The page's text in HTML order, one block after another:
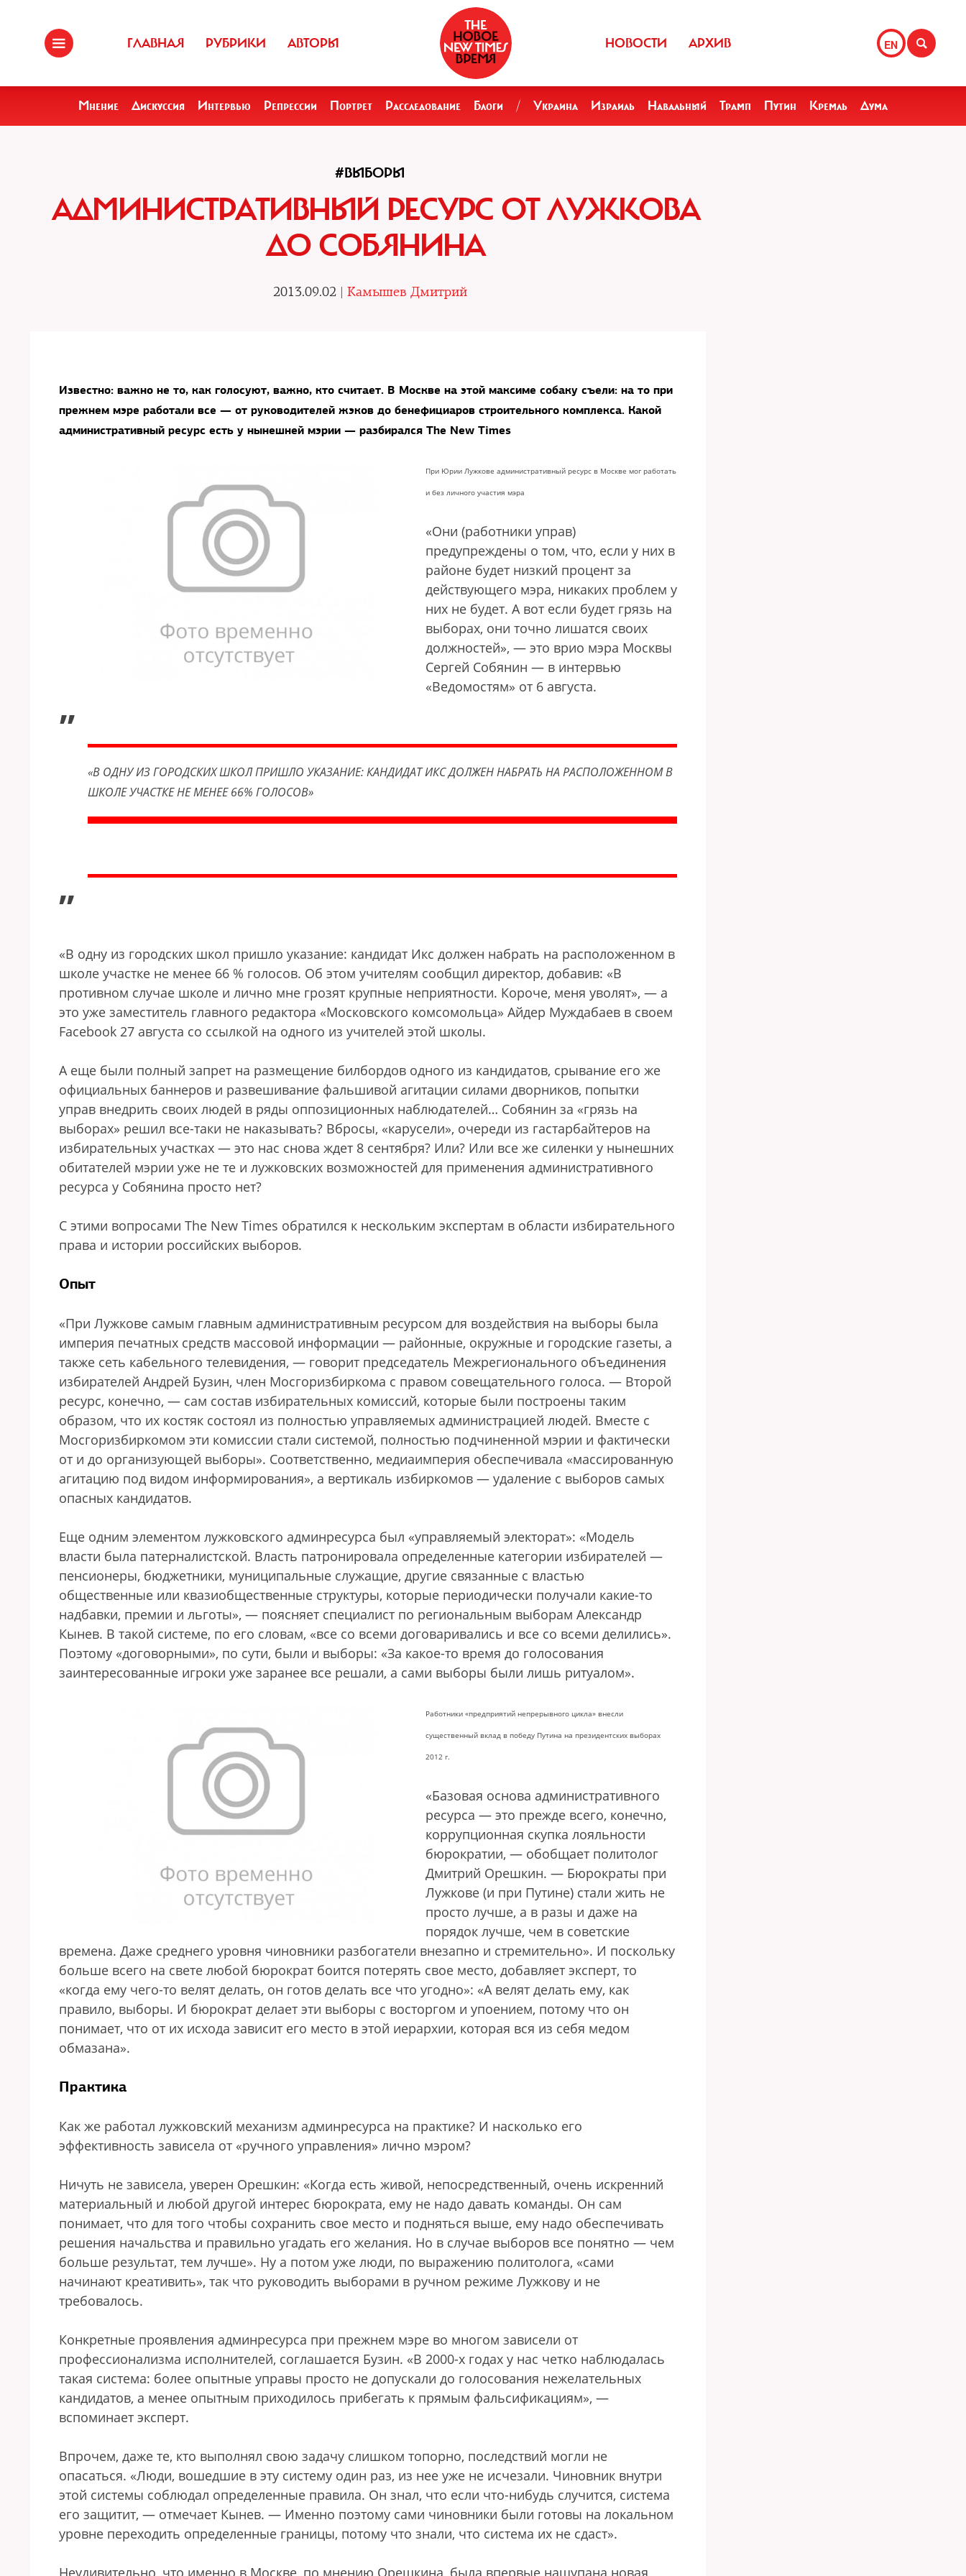
ГЛАВНАЯ РУБРИКИ АВТОРЫ EN
НОВОСТИ АРХИВ
Мнение Дискуссия Интервью Репрессии Портрет Расследование Блоги / Украина Израиль Навальный Трамп Путин Кремль Дума
#ВЫБОРЫ
АДМИНИСТРАТИВНЫЙ РЕСУРС ОТ ЛУЖКОВА
ДО СОБЯНИНА
2013.09.02 | Камышев Дмитрий
Известно: важно не то, как голосуют, важно, кто считает. В Москве на этой максиме собаку съели: на то при
прежнем мэре работали все — от руководителей жэков до бенефициаров строительного комплекса. Какой
административный ресурс есть у нынешней мэрии — разбирался The New Times
При Юрии Лужкове административный ресурс в Москве мог работать
и без личного участия мэра
«Они (работники управ)
предупреждены о том, что, если у них в
районе будет низкий процент за
действующего мэра, никаких проблем у
них не будет. А вот если будет грязь на
выборах, они точно лишатся своих
должностей», — это врио мэра Москвы
Сергей Собянин — в интервью
«Ведомостям» от 6 августа.
„
«В ОДНУ ИЗ ГОРОДСКИХ ШКОЛ ПРИШЛО УКАЗАНИЕ: КАНДИДАТ ИКС ДОЛЖЕН НАБРАТЬ НА РАСПОЛОЖЕННОМ В
ШКОЛЕ УЧАСТКЕ НЕ МЕНЕЕ 66% ГОЛОСОВ»
”
«В одну из городских школ пришло указание: кандидат Икс должен набрать на расположенном в
школе участке не менее 66 % голосов. Об этом учителям сообщил директор, добавив: «В
противном случае школе и лично мне грозят крупные неприятности. Короче, меня уволят», — а
это уже заместитель главного редактора «Московского комсомольца» Айдер Муждабаев в своем
Facebook 27 августа со ссылкой на одного из учителей этой школы.
А еще были полный запрет на размещение билбордов одного из кандидатов, срывание его же
официальных баннеров и развешивание фальшивой агитации силами дворников, попытки
управ внедрить своих людей в ряды оппозиционных наблюдателей… Собянин за «грязь на
выборах» решил все-таки не наказывать? Вбросы, «карусели», очереди из гастарбайтеров на
избирательных участках — это нас снова ждет 8 сентября? Или? Или все же силенки у нынешних
обитателей мэрии уже не те и лужковских возможностей для применения административного
ресурса у Собянина просто нет?
С этими вопросами The New Times обратился к нескольким экспертам в области избирательного
права и истории российских выборов.
Опыт
«При Лужкове самым главным административным ресурсом для воздействия на выборы была
империя печатных средств массовой информации — районные, окружные и городские газеты, а
также сеть кабельного телевидения, — говорит председатель Межрегионального объединения
избирателей Андрей Бузин, член Мосгоризбиркома с правом совещательного голоса. — Второй
ресурс, конечно, — сам состав избирательных комиссий, которые были построены таким
образом, что их костяк состоял из полностью управляемых администрацией людей. Вместе с
Мосгоризбиркомом эти комиссии стали системой, полностью подчиненной мэрии и фактически
от и до организующей выборы». Соответственно, медиаимперия обеспечивала «массированную
агитацию под видом информирования», а вертикаль избиркомов — удаление с выборов самых
опасных кандидатов.
Еще одним элементом лужковского админресурса был «управляемый электорат»: «Модель
власти была патерналистской. Власть патронировала определенные категории избирателей —
пенсионеры, бюджетники, муниципальные служащие, другие связанные с властью
общественные или квазиобщественные структуры, которые периодически получали какие-то
надбавки, премии и льготы», — поясняет специалист по региональным выборам Александр
Кынев. В такой системе, по его словам, «все со всеми договаривались и все со всеми делились».
Поэтому «договорными», по сути, были и выборы: «За какое-то время до голосования
заинтересованные игроки уже заранее все решали, а сами выборы были лишь ритуалом».
Работники «предприятий непрерывного цикла» внесли
существенный вклад в победу Путина на президентских выборах
2012 г.
«Базовая основа административного
ресурса — это прежде всего, конечно,
коррупционная скупка лояльности
бюрократии, — обобщает политолог
Дмитрий Орешкин. — Бюрократы при
Лужкове (и при Путине) стали жить не
просто лучше, а в разы и даже на
порядок лучше, чем в советские
времена. Даже среднего уровня чиновники разбогатели внезапно и стремительно». И поскольку
больше всего на свете любой бюрократ боится потерять свое место, добавляет эксперт, то
«когда ему чего-то велят делать, он готов делать все что угодно»: «А велят делать ему, как
правило, выборы. И бюрократ делает эти выборы с восторгом и упоением, потому что он
понимает, что от их исхода зависит его место в этой иерархии, которая вся из себя медом
обмазана».
Практика
Как же работал лужковский механизм админресурса на практике? И насколько его
эффективность зависела от «ручного управления» лично мэром?
Ничуть не зависела, уверен Орешкин: «Когда есть живой, непосредственный, очень искренний
материальный и любой другой интерес бюрократа, ему не надо давать команды. Он сам
понимает, что для того чтобы сохранить свое место и подняться выше, ему надо обеспечивать
решения начальства и правильно угадать его желания. Но в случае выборов все понятно — чем
больше результат, тем лучше». Ну а потом уже люди, по выражению политолога, «сами
начинают креативить», так что руководить выборами в ручном режиме Лужкову и не
требовалось.
Конкретные проявления админресурса при прежнем мэре во многом зависели от
профессионализма исполнителей, соглашается Бузин. «В 2000-х годах у нас четко наблюдалась
такая система: более опытные управы просто не допускали до голосования нежелательных
кандидатов, а менее опытным приходилось прибегать к прямым фальсификациям», —
вспоминает эксперт.
Впрочем, даже те, кто выполнял свою задачу слишком топорно, последствий могли не
опасаться. «Люди, вошедшие в эту систему один раз, из нее уже не исчезали. Чиновник внутри
этой системы соблюдал определенные правила. Он знал, что если что-нибудь случится, система
его защитит, — отмечает Кынев. — Именно поэтому сами чиновники были готовы на локальном
уровне переходить определенные границы, потому что знали, что система их не сдаст».
Неудивительно, что именно в Москве, по мнению Орешкина, была впервые нащупана новая